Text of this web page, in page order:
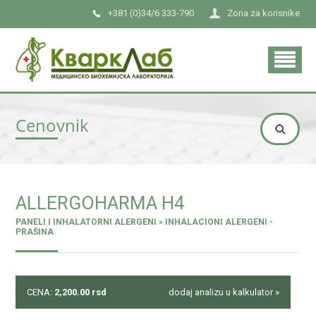
Zona za korisnike
+381 (0)34/6 333-790
Cenovnik
ALLERGOHARMA H4
PANELI I INHALATORNI ALERGENI » INHALACIONI ALERGENI -
PRAŠINA
CENA: 2,200.00 rsd dodaj analizu u kalkulator »